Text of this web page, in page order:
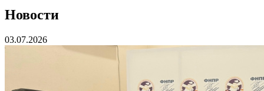
Новости
03.07.2026